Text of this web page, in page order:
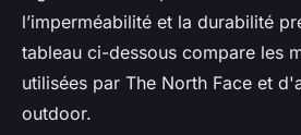
l’imperméabilité et la durabilité
tableau ci-dessous compare les
utilisées par The North Face et
outdoor.